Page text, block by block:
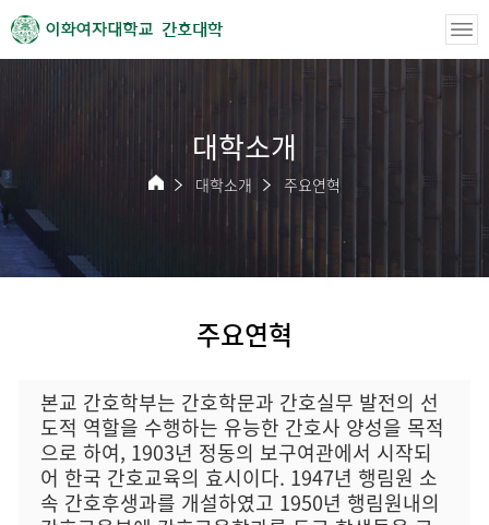
간호대학
대학소개
대학소개 주요연혁
주요연혁
본교 간호학부는 간호학문과 간호실무 발전의 선
도적 역할을 수행하는 유능한 간호사 양성을 목적
으로 하여, 1903년 정동의 보구여관에서 시작되
어 한국 간호교육의 효시이다. 1947년 행림원 소
속 간호후생과를 개설하였고 1950년 행림원내의